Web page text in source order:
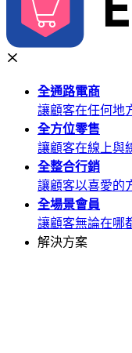
全通路電商
讓顧客在任何地
全方位零售
讓顧客在線上與
全整合行銷
讓顧客以喜愛的
全場景會員
讓顧客無論在哪
解決方案